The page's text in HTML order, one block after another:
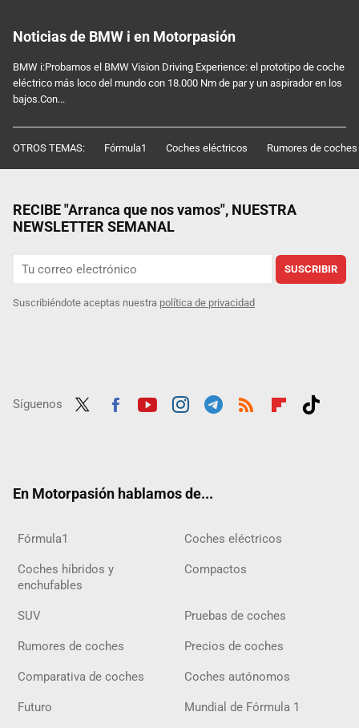
Noticias de BMW i en Motorpasión
BMW i:Probamos el BMW Vision Driving Experience: el prototipo de coche
eléctrico más loco del mundo con 18.000 Nm de par y un aspirador en los
bajos.Con...
OTROS TEMAS: Fórmula1 Coches eléctricos Rumores de coches
RECIBE "Arranca que nos vamos", NUESTRA
NEWSLETTER SEMANAL
SUSCRIBIR
Suscribiéndote aceptas nuestra política de privacidad
Síguenos
En Motorpasión hablamos de...
Fórmula1 Coches eléctricos
Coches híbridos y
enchufables
Compactos
SUV Pruebas de coches
Rumores de coches Precios de coches
Comparativa de coches Coches autónomos
Futuro Mundial de Fórmula 1